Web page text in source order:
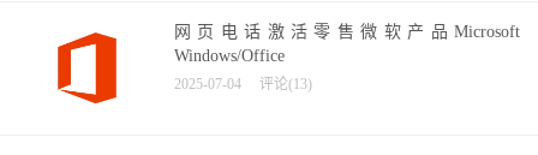
网页电话激活零售微软产品Microsoft
Windows/Office
2025-07-04 评论(13)